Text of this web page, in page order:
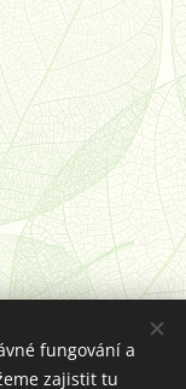
fungování a
zajistit tu